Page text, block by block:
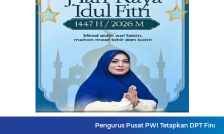
Pengurus Pusat PWI Tetapkan DPT Final Konferensi